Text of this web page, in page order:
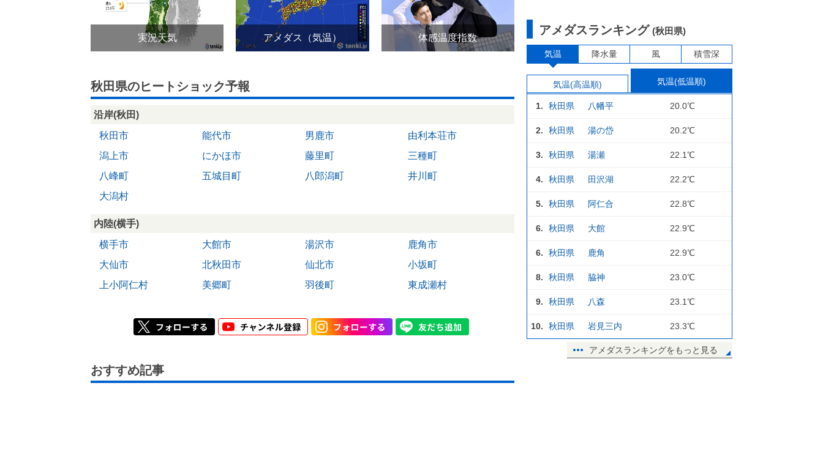
実況天気 アメダス（気温） 体感温度指数
秋田県のヒートショック予報
沿岸(秋田)
秋田市
能代市 男鹿市
由利本荘市
潟上市
にかほ市 藤里町
三種町
八峰町
五城目町 八郎潟町
井川町
大潟村
内陸(横手)
横手市
大館市 湯沢市
鹿角市
大仙市
北秋田市 仙北市
小坂町
上小阿仁村
美郷町 羽後町 東成瀬村
おすすめ記事
アメダスランキング (秋田県)
気温 降水量 風 積雪深
気温(高温順) 気温(低温順)
1. 秋田県 八幡平 20.0℃
2. 秋田県 湯の岱 20.2℃
3. 秋田県 湯瀬 22.1℃
4. 秋田県 田沢湖 22.2℃
5. 秋田県 阿仁合 22.8℃
6. 秋田県 大館 22.9℃
6. 秋田県 鹿角 22.9℃
8. 秋田県 脇神 23.0℃
9. 秋田県 八森 23.1℃
10. 秋田県 岩見三内 23.3℃
アメダスランキングをもっと見る